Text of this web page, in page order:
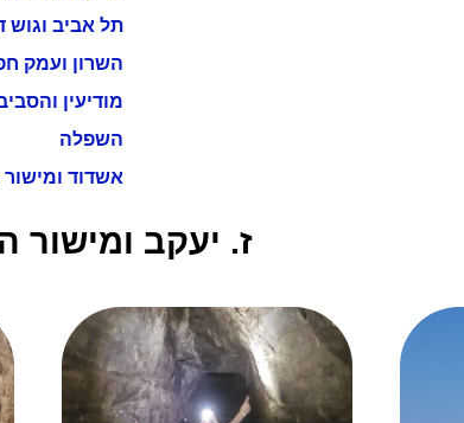
תל אביב וגוש
השרון ועמק
מודיעין
השפלה
אשדוד
ז. יעקב ומישור